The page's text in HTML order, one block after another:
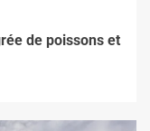
de poissons et